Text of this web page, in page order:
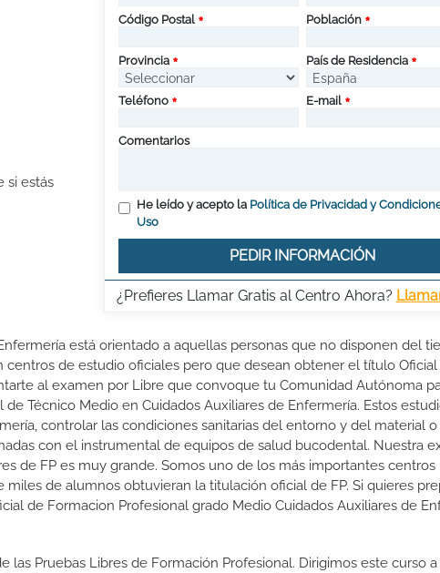
si estás
Código Postal Población
Provincia País de Residencia
Teléfono E-mail
Comentarios
He leído y acepto la Política de Privacidad y
Uso
PEDIR INFORMACIÓN
¿Prefieres Llamar Gratis al Centro Ahora?
está orientado a aquellas personas que no disponen del
de estudio oficiales pero que desean obtener el título Oficial
al examen por Libre que convoque tu Comunidad Autónoma
Técnico Medio en Cuidados Auxiliares de Enfermería. Estos
controlar las condiciones sanitarias del entorno y del material o
con el instrumental de equipos de salud bucodental. Nuestra
de FP es muy grande. Somos uno de los más importantes centros
de alumnos obtuvieran la titulación oficial de FP. Si quieres
de Formacion Profesional grado Medio Cuidados Auxiliares de
las Pruebas Libres de Formación Profesional. Dirigimos este curso